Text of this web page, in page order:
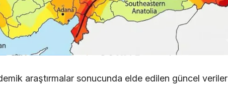
araştırmalar sonucunda elde edilen güncel veriler